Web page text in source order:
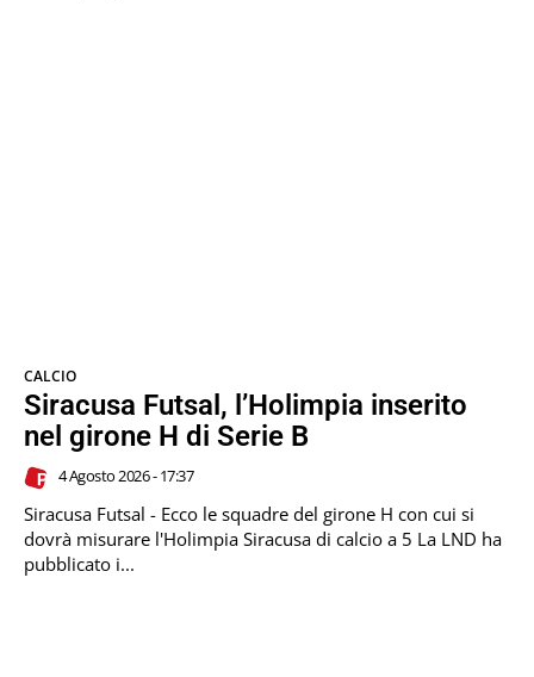
CALCIO
Siracusa Futsal, l’Holimpia inserito
nel girone H di Serie B
4 Agosto 2026 - 17:37
Siracusa Futsal - Ecco le squadre del girone H con cui si
dovrà misurare l'Holimpia Siracusa di calcio a 5 La LND ha
pubblicato i...